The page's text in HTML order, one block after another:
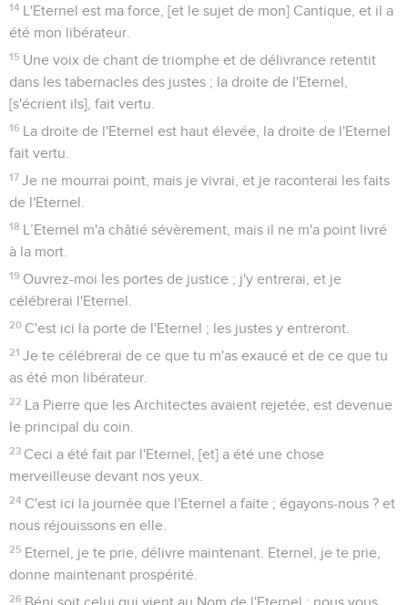
14 L'Eternel est ma force, [et le sujet de mon] Cantique, et il a
été mon libérateur.
15 Une voix de chant de triomphe et de délivrance retentit
dans les tabernacles des justes ; la droite de l'Eternel,
[s'écrient ils], fait vertu.
16 La droite de l'Eternel est haut élevée, la droite de l'Eternel
fait vertu.
17 Je ne mourrai point, mais je vivrai, et je raconterai les faits
de l'Eternel.
18 L’Eternel m'a châtié sévèrement, mais il ne m'a point livré
à la mort.
19 Ouvrez-moi les portes de justice ; j'y entrerai, et je
célébrerai l'Eternel.
20 C'est ici la porte de l'Eternel ; les justes y entreront.
21 Je te célébrerai de ce que tu m'as exaucé et de ce que tu
as été mon libérateur.
22 La Pierre que les Architectes avaient rejetée, est devenue
le principal du coin.
23 Ceci a été fait par l'Eternel, [et] a été une chose
merveilleuse devant nos yeux.
24 C'est ici la journée que l'Eternel a faite ; égayons-nous ? et
nous réjouissons en elle.
25 Eternel, je te prie, délivre maintenant. Eternel, je te prie,
donne maintenant prospérité.
26 Béni soit celui qui vient au Nom de l'Eternel ; nous vous